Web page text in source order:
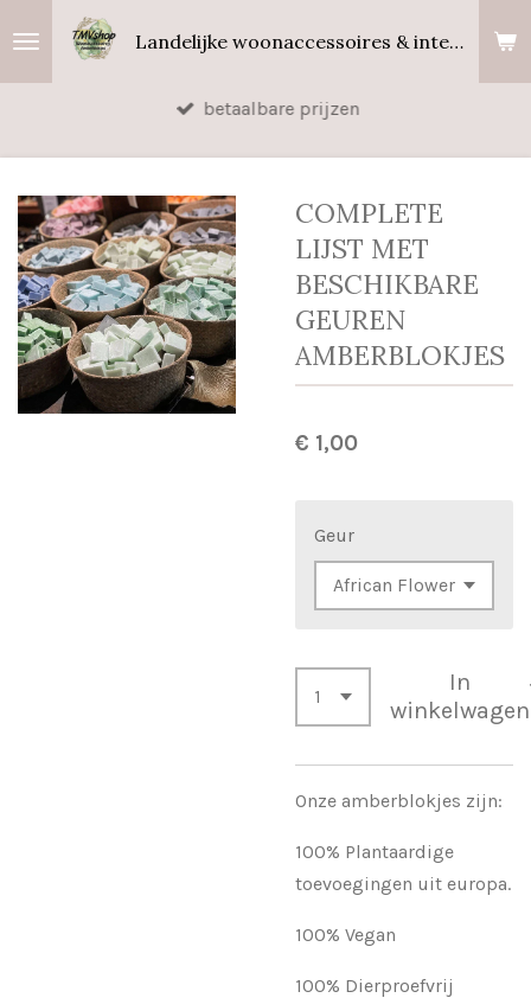
hoofdinhoud
Landelijke woonaccessoires & interieurgeuren
betaalbare prijzen
COMPLETE
LIJST MET
BESCHIKBARE
GEUREN
AMBERBLOKJES
€ 1,00
Geur
In
winkelwagen
Onze amberblokjes zijn:
100% Plantaardige
toevoegingen uit europa.
100% Vegan
100% Dierproefvrij